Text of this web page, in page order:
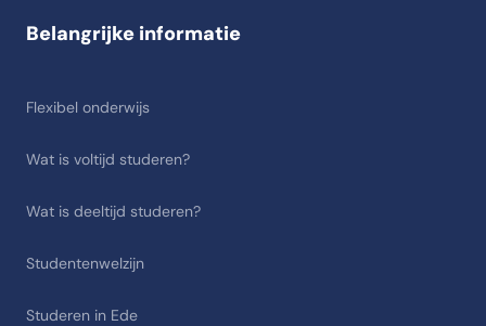
Belangrijke informatie
Flexibel onderwijs
Wat is voltijd studeren?
Wat is deeltijd studeren?
Studentenwelzijn
Studeren in Ede